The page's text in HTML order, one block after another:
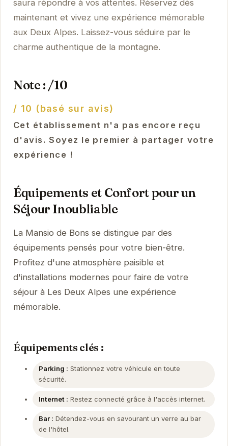
saura répondre à vos attentes. Réservez dès
maintenant et vivez une expérience mémorable
aux Deux Alpes. Laissez-vous séduire par le
charme authentique de la montagne.
Note : /10
/ 10 (basé sur avis)
Cet établissement n'a pas encore reçu
d'avis. Soyez le premier à partager votre
expérience !
Équipements et Confort pour un
Séjour Inoubliable
La Mansio de Bons se distingue par des
équipements pensés pour votre bien-être.
Profitez d'une atmosphère paisible et
d'installations modernes pour faire de votre
séjour à Les Deux Alpes une expérience
mémorable.
Équipements clés :
Parking : Stationnez votre véhicule en toute
sécurité.
Internet : Restez connecté grâce à l'accès internet.
Bar : Détendez-vous en savourant un verre au bar
de l'hôtel.